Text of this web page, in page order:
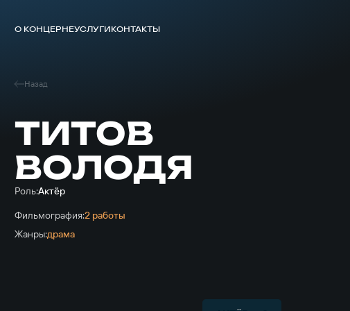
О КОНЦЕРНЕУСЛУГИКОНТАКТЫ
Назад
ТИТОВ
ВОЛОДЯ
Роль:Актёр
Фильмография:2 работы
Жанры:драма